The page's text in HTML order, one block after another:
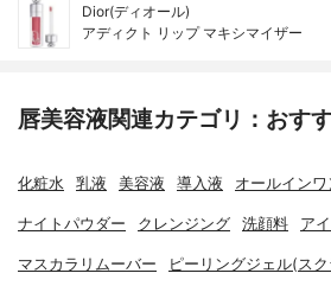
Dior(ディオール)
アディクト リップ マキシマイザー
唇美容液関連カテゴリ：おす
化粧水 乳液 美容液 導入液 オールイン
ナイトパウダー クレンジング 洗顔料 ア
マスカラリムーバー ピーリングジェル(ス